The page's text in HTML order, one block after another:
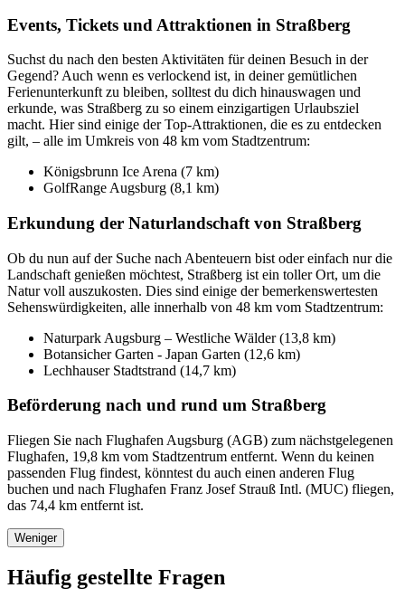
Events, Tickets und Attraktionen in Straßberg
Suchst du nach den besten Aktivitäten für deinen Besuch in der
Gegend? Auch wenn es verlockend ist, in deiner gemütlichen
Ferienunterkunft zu bleiben, solltest du dich hinauswagen und
erkunde, was Straßberg zu so einem einzigartigen Urlaubsziel
macht. Hier sind einige der Top-Attraktionen, die es zu entdecken
gilt, – alle im Umkreis von 48 km vom Stadtzentrum:
Königsbrunn Ice Arena (7 km)
GolfRange Augsburg (8,1 km)
Erkundung der Naturlandschaft von Straßberg
Ob du nun auf der Suche nach Abenteuern bist oder einfach nur die
Landschaft genießen möchtest, Straßberg ist ein toller Ort, um die
Natur voll auszukosten. Dies sind einige der bemerkenswertesten
Sehenswürdigkeiten, alle innerhalb von 48 km vom Stadtzentrum:
Naturpark Augsburg – Westliche Wälder (13,8 km)
Botansicher Garten - Japan Garten (12,6 km)
Lechhauser Stadtstrand (14,7 km)
Beförderung nach und rund um Straßberg
Fliegen Sie nach Flughafen Augsburg (AGB) zum nächstgelegenen
Flughafen, 19,8 km vom Stadtzentrum entfernt. Wenn du keinen
passenden Flug findest, könntest du auch einen anderen Flug
buchen und nach Flughafen Franz Josef Strauß Intl. (MUC) fliegen,
das 74,4 km entfernt ist.
Weniger
Häufig gestellte Fragen